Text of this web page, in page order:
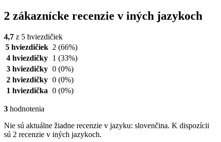
2 zákaznícke recenzie v iných jazykoch
4,7 z 5 hviezdičiek
5 hviezdičiek 2 (66%)
4 hviezdičky
1 (33%)
3 hviezdičky 0 (0%)
2 hviezdičky 0 (0%)
1 hviezdička 0 (0%)
3 hodnotenia
Nie sú aktuálne žiadne recenzie v jazyku: slovenčina. K dispozícii
sú 2 recenzie v iných jazykoch.